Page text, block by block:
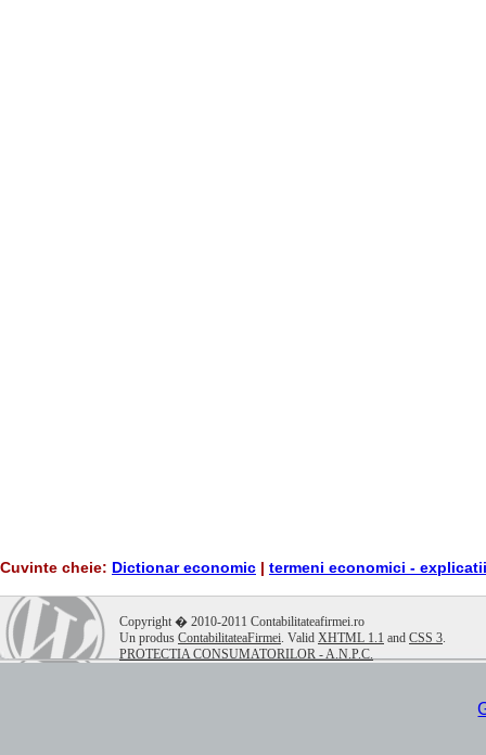
Cuvinte cheie: Dictionar economic | termeni economici - explicatii
Copyright � 2010-2011 Contabilitateafirmei.ro
Un produs ContabilitateaFirmei. Valid XHTML 1.1 and CSS 3.
PROTECTIA CONSUMATORILOR - A.N.P.C.